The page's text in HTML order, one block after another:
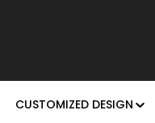
CUSTOMIZED DESIGN